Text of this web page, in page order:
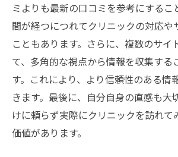
ミよりも最新の口コミを参考にするこ
間が経つにつれてクリニックの対応や
こともあります。さらに、複数のサイ
て、多角的な視点から情報を収集する
す。これにより、より信頼性のある情
きます。最後に、自分自身の直感も大
けに頼らず実際にクリニックを訪れて
価値があります。